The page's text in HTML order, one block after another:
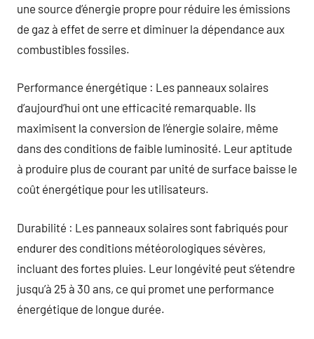
une source d’énergie propre pour réduire les émissions
de gaz à effet de serre et diminuer la dépendance aux
combustibles fossiles.
Performance énergétique : Les panneaux solaires
d’aujourd’hui ont une efficacité remarquable. Ils
maximisent la conversion de l’énergie solaire, même
dans des conditions de faible luminosité. Leur aptitude
à produire plus de courant par unité de surface baisse le
coût énergétique pour les utilisateurs.
Durabilité : Les panneaux solaires sont fabriqués pour
endurer des conditions météorologiques sévères,
incluant des fortes pluies. Leur longévité peut s’étendre
jusqu’à 25 à 30 ans, ce qui promet une performance
énergétique de longue durée.